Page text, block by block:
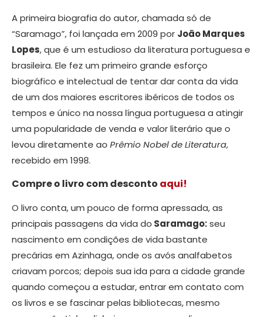
A primeira biografia do autor, chamada só de
“Saramago”, foi lançada em 2009 por João Marques
Lopes, que é um estudioso da literatura portuguesa e
brasileira. Ele fez um primeiro grande esforço
biográfico e intelectual de tentar dar conta da vida
de um dos maiores escritores ibéricos de todos os
tempos e único na nossa língua portuguesa a atingir
uma popularidade de venda e valor literário que o
levou diretamente ao Prêmio Nobel de Literatura,
recebido em 1998.
Compre o livro com desconto aqui!
O livro conta, um pouco de forma apressada, as
principais passagens da vida do Saramago:seu
nascimento em condições de vida bastante
precárias em Azinhaga, onde os avós analfabetos
criavam porcos; depois sua ida para a cidade grande
quando começou a estudar, entrar em contato com
os livros e se fascinar pelas bibliotecas, mesmo